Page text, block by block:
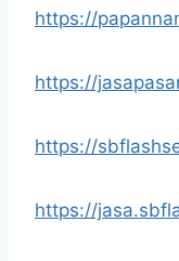
https://
https://
https://
https://